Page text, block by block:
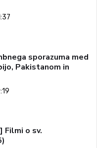
sporazuma med
Pakistanom in
Filmi o sv.